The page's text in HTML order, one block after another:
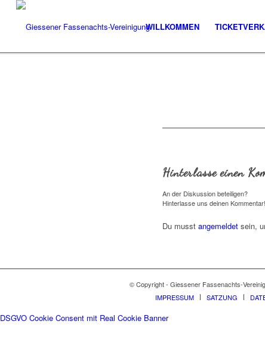
WILLKOMMEN
Hinterlasse einen
An der Diskussion beteiligen?
Hinterlasse uns deinen Kommentar!
Du musst angemeldet sein,
© Copyright - Giessener Fassenachts-
IMPRESSUM
SATZUNG
DSGVO Cookie Consent mit Real Cookie Banner